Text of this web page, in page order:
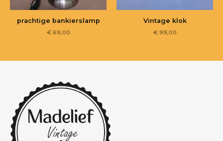
prachtige bankierslamp
€69,00
Vintage klok
€99,00